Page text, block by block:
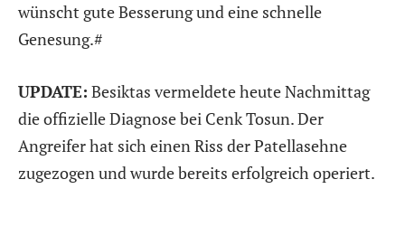
wünscht gute Besserung und eine schnelle
Genesung.#
UPDATE: Besiktas vermeldete heute Nachmittag
die offizielle Diagnose bei Cenk Tosun. Der
Angreifer hat sich einen Riss der Patellasehne
zugezogen und wurde bereits erfolgreich operiert.